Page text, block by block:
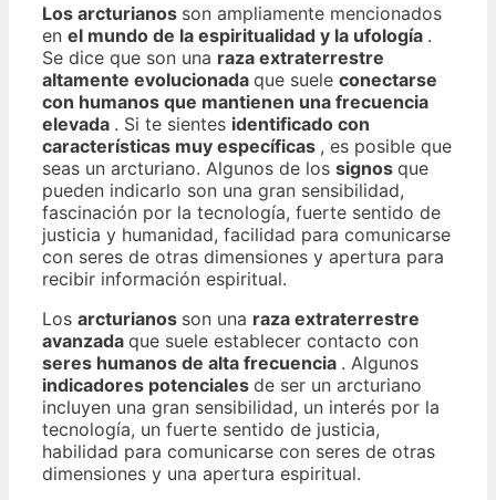
Los arcturianos son ampliamente mencionados
en el mundo de la espiritualidad y la ufología .
Se dice que son una raza extraterrestre
altamente evolucionada que suele conectarse
con humanos que mantienen una frecuencia
elevada . Si te sientes identificado con
características muy específicas , es posible que
seas un arcturiano. Algunos de los signos que
pueden indicarlo son una gran sensibilidad,
fascinación por la tecnología, fuerte sentido de
justicia y humanidad, facilidad para comunicarse
con seres de otras dimensiones y apertura para
recibir información espiritual.
Los arcturianos son una raza extraterrestre
avanzada que suele establecer contacto con
seres humanos de alta frecuencia . Algunos
indicadores potenciales de ser un arcturiano
incluyen una gran sensibilidad, un interés por la
tecnología, un fuerte sentido de justicia,
habilidad para comunicarse con seres de otras
dimensiones y una apertura espiritual.